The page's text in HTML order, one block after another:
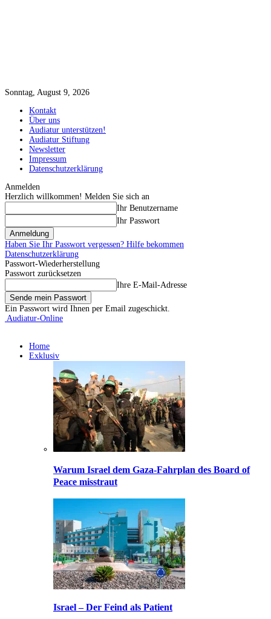
Sonntag, August 9, 2026
Kontakt
Über uns
Audiatur unterstützen!
Audiatur Stiftung
Newsletter
Impressum
Datenschutzerklärung
Anmelden
Herzlich willkommen! Melden Sie sich an
Ihr Benutzername
Ihr Passwort
Haben Sie Ihr Passwort vergessen? Hilfe bekommen
Datenschutzerklärung
Passwort-Wiederherstellung
Passwort zurücksetzen
Ihre E-Mail-Adresse
Ein Passwort wird Ihnen per Email zugeschickt.
Audiatur-Online
Home
Exklusiv
Warum Israel dem Gaza-Fahrplan des Board of
Peace misstraut
Israel – Der Feind als Patient